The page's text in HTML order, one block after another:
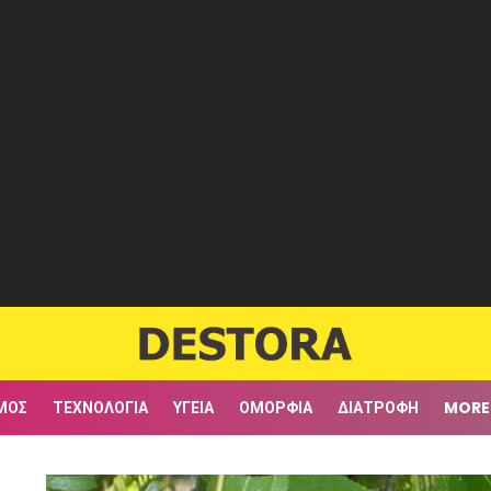
ΤΕΧΝΟΛΟΓΊΑ ΥΓΕΊΑ ΟΜΟΡΦΙΆ ΔΙΑΤΡΟΦΉ MORE